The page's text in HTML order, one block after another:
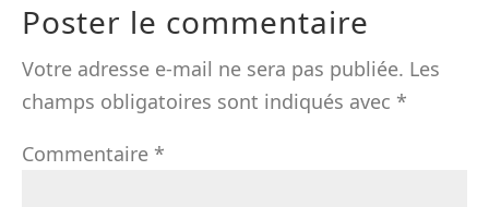
Poster le commentaire
Votre adresse e-mail ne sera pas publiée. Les
champs obligatoires sont indiqués avec *
Commentaire *